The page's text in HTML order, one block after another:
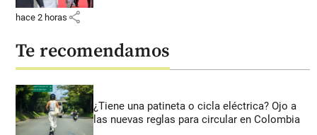
hace 2 horas share
Te recomendamos
¿Tiene una patineta o cicla eléctrica? Ojo a
las nuevas reglas para circular en Colombia